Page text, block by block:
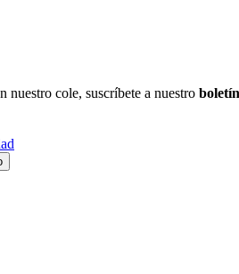
nuestro cole, suscríbete a nuestro